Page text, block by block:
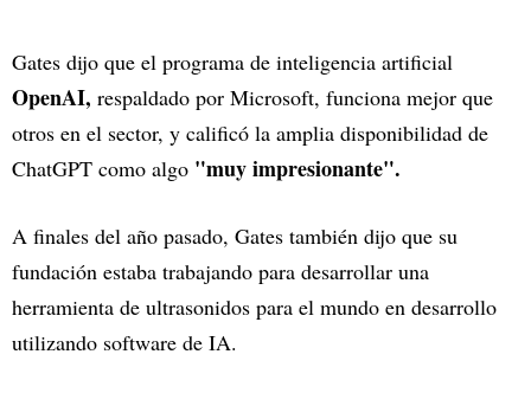
Gates dijo que el programa de inteligencia artificial
OpenAI, respaldado por Microsoft, funciona mejor que
otros en el sector, y calificó la amplia disponibilidad de
ChatGPT como algo "muy impresionante".
A finales del año pasado, Gates también dijo que su
fundación estaba trabajando para desarrollar una
herramienta de ultrasonidos para el mundo en desarrollo
utilizando software de IA.